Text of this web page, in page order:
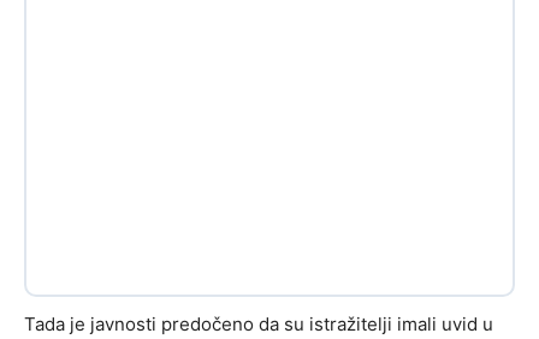
Tada je javnosti predočeno da su istražitelji imali uvid u